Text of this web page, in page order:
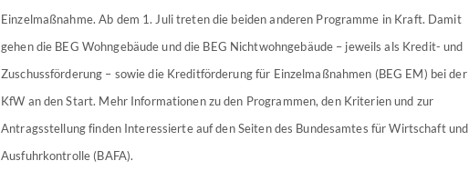
Einzelmaßnahme. Ab dem 1. Juli treten die beiden anderen Programme in Kraft. Damit
gehen die BEG Wohngebäude und die BEG Nichtwohngebäude – jeweils als Kredit- und
Zuschussförderung – sowie die Kreditförderung für Einzelmaßnahmen (BEG EM) bei der
KfW an den Start. Mehr Informationen zu den Programmen, den Kriterien und zur
Antragsstellung finden Interessierte auf den Seiten des Bundesamtes für Wirtschaft und
Ausfuhrkontrolle (BAFA).